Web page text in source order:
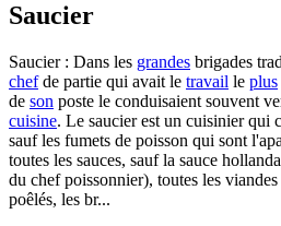
Saucier
Saucier : Dans les grandes brigades
chefde partie qui avait le travail le plus
de son poste le conduisaient souvent
cuisine. Le saucier est un cuisinier qui
sauf les fumets de poisson qui sont
toutes les sauces, sauf la sauce
du chef poissonnier), toutes les viandes
poêlés, les br...